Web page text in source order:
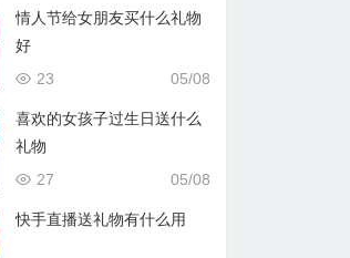
情人节给女朋友买什么礼物
好
05/08
23
喜欢的女孩子过生日送什么
礼物
05/08
27
快手直播送礼物有什么用